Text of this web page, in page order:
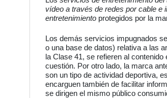
vídeo a través de redes por cable e
entretenimiento protegidos por la
Los demás servicios impugnados
o una base de datos) relativa a las
la Clase 41, se refieren al
cuestión. Por otro lado, la marca
son un tipo de actividad deportiva,
encarguen también de facilitar
se dirigen el mismo público